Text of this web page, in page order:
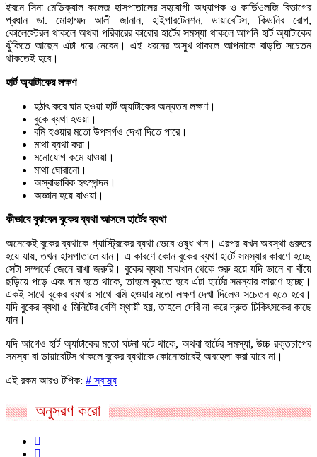
ইবনে সিনা মেডিক্যাল কলেজ হাসপাতালের সহযোগী অধ্যাপক ও কার্ডিওলজি বিভাগের
প্রধান ডা. মোহাম্মদ আলী জানান, হাইপারটেনশন, ডায়াবেটিস, কিডনির রোগ,
কোলেস্টেরল থাকলে অথবা পরিবারের কারোর হার্টের সমস্যা থাকলে আপনি হার্ট অ্যাটাকের
ঝুঁকিতে আছেন এটা ধরে নেবেন। এই ধরনের অসুখ থাকলে আপনাকে বাড়তি সচেতন
থাকতেই হবে।
হার্ট অ্যাটাকের লক্ষণ
হঠাৎ করে ঘাম হওয়া হার্ট অ্যাটাকের অন্যতম লক্ষণ।
বুকে ব্যথা হওয়া।
বমি হওয়ার মতো উপসর্গও দেখা দিতে পারে।
মাথা ব্যথা করা।
মনোযোগ কমে যাওয়া।
মাথা ঘোরানো।
অস্বাভাবিক হৃৎস্পন্দন।
অজ্ঞান হয়ে যাওয়া।
কীভাবে বুঝবেন বুকের ব্যথা আসলে হার্টের ব্যথা
অনেকেই বুকের ব্যথাকে গ্যাস্ট্রিকের ব্যথা ভেবে ওষুধ খান। এরপর যখন অবস্থা গুরুতর
হয়ে যায়, তখন হাসপাতালে যান। এ কারণে কোন বুকের ব্যথা হার্টে সমস্যার কারণে হচ্ছে
সেটা সম্পর্কে জেনে রাখা জরুরি। বুকের ব্যথা মাঝখান থেকে শুরু হয়ে যদি ডানে বা বাঁয়ে
ছড়িয়ে পড়ে এবং ঘাম হতে থাকে, তাহলে বুঝতে হবে এটা হার্টের সমস্যার কারণে হচ্ছে।
একই সাথে বুকের ব্যথার সাথে বমি হওয়ার মতো লক্ষণ দেখা দিলেও সচেতন হতে হবে।
যদি বুকের ব্যথা ৫ মিনিটের বেশি স্থায়ী হয়, তাহলে দেরি না করে দ্রুত চিকিৎসকের কাছে
যান।
যদি আগেও হার্ট অ্যাটাকের মতো ঘটনা ঘটে থাকে, অথবা হার্টের সমস্যা, উচ্চ রক্তচাপের
সমস্যা বা ডায়াবেটিস থাকলে বুকের ব্যথাকে কোনোভাবেই অবহেলা করা যাবে না।
এই রকম আরও টপিক: # স্বাস্থ্য
অনুসরণ করো